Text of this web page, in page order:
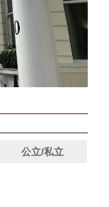
公立/私立